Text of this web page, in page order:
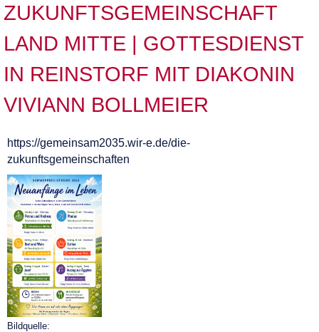
ZUKUNFTSGEMEINSCHAFT
LAND MITTE | GOTTESDIENST
IN REINSTORF MIT DIAKONIN
VIVIANN BOLLMEIER
https://gemeinsam2035.wir-e.de/die-
zukunftsgemeinschaften
Bildquelle: